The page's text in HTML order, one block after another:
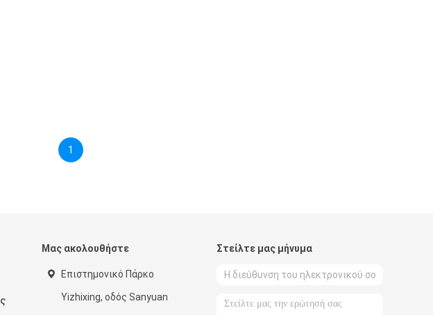
1
Μας ακολουθήστε
Επιστημονικό Πάρκο
Yizhixing, οδός Sanyuan
Στείλτε μας μήνυμα